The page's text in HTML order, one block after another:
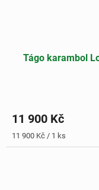
Tágo karambol
11 900 Kč
Měrná
cena:
11 900 Kč / 1 ks